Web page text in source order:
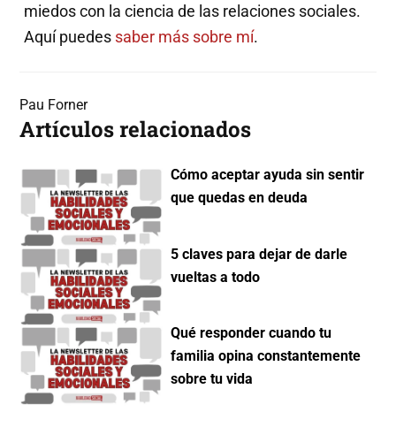
miedos con la ciencia de las relaciones sociales.
Aquí puedes saber más sobre mí.
Pau Forner
Artículos relacionados
Cómo aceptar ayuda sin sentir
que quedas en deuda
5 claves para dejar de darle
vueltas a todo
Qué responder cuando tu
familia opina constantemente
sobre tu vida